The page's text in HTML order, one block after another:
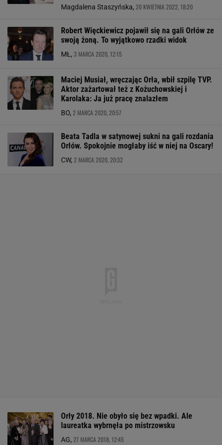
Magdalena Staszyńska, 20 KWIETNIA 2022, 18:20
Robert Więckiewicz pojawił się na gali Orłów ze
swoją żoną. To wyjątkowo rzadki widok
MŁ, 3 MARCA 2020, 12:15
Maciej Musiał, wręczając Orła, wbił szpilę TVP.
Aktor zażartował też z Kożuchowskiej i
Karolaka: Ja już pracę znalazłem
BO, 2 MARCA 2020, 20:57
Beata Tadla w satynowej sukni na gali rozdania
Orłów. Spokojnie mogłaby iść w niej na Oscary!
CW, 2 MARCA 2020, 20:32
Orły 2018. Nie obyło się bez wpadki. Ale
laureatka wybrnęła po mistrzowsku
AG, 27 MARCA 2018, 12:45